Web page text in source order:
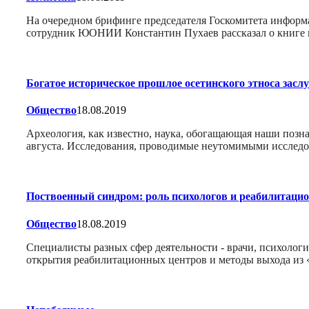
На очередном брифинге председателя Госкомитета
сотрудник ЮОНИИ Константин Пухаев рассказал о
Богатое историческое прошлое осетинского этноса
Общество18.08.2019
Археология, как известно, наука, обогащающая наши
августа. Исследования, проводимые неутомимыми
Поствоенный синдром: роль психологов и
Общество18.08.2019
Специалисты разных сфер деятельности - врачи,
открытия реабилитационных центров и методы выхода